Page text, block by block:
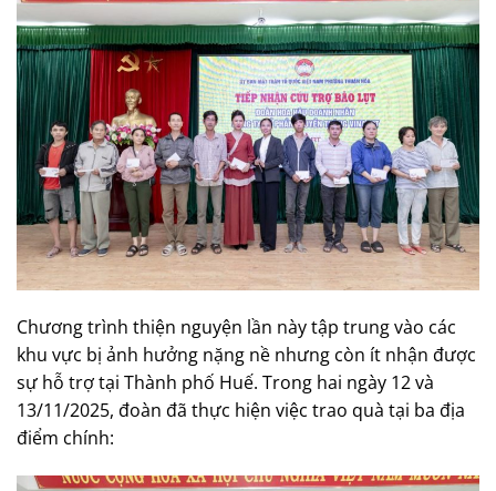
Chương trình thiện nguyện lần này tập trung vào các
khu vực bị ảnh hưởng nặng nề nhưng còn ít nhận được
sự hỗ trợ tại Thành phố Huế. Trong hai ngày 12 và
13/11/2025, đoàn đã thực hiện việc trao quà tại ba địa
điểm chính: